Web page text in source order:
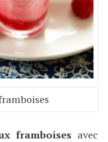
framboises avec